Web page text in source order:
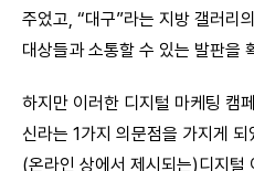
주었고, “대구”라는 지방 갤러리
대상들과 소통할 수 있는 발판을
하지만 이러한 디지털 마케팅 캠
신라는 1가지 의문점을 가지게
(온라인 상에서 제시되는)디지털